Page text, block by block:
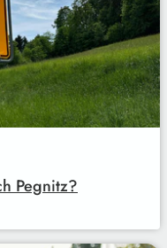
Pegnitz?